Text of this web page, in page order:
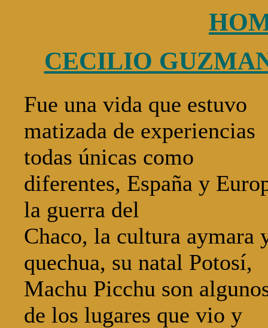
CECILIO
Fue una vida que estuvo
matizada de experiencias
todas únicas como
diferentes, España y
la guerra del
Chaco, la cultura aymara
quechua, su natal Potosí,
Machu Picchu son
de los lugares que vio y